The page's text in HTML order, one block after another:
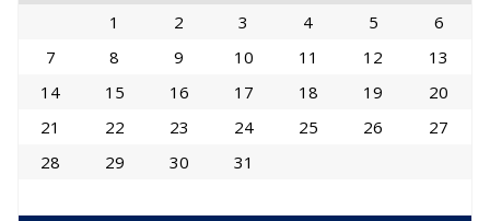
1
2 3 4 5
6
7
8 9 10 11 12
13
14
15 16 17 18 19
20
21
22 23 24 25 26
27
28
29 30 31